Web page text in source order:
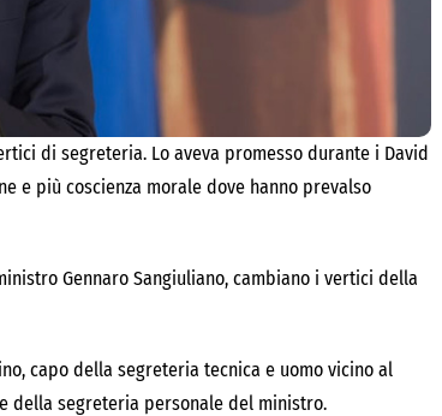
di segreteria. Lo aveva promesso durante i David
e più coscienza morale dove hanno prevalso
Gennaro Sangiuliano, cambiano i vertici della
capo della segreteria tecnica e uomo vicino al
della segreteria personale del ministro.